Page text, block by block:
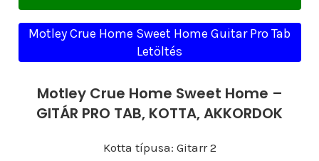
Motley Crue Home Sweet Home Guitar Pro Tab
Letöltés
Motley Crue Home Sweet Home –
GITÁR PRO TAB, KOTTA, AKKORDOK
Kotta típusa: Gitarr 2